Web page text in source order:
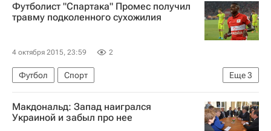
Футболист "Спартака" Промес получил
травму подколенного сухожилия
4 октября 2015, 23:59 2
Еще3
Футбол
Спорт
РПЛ 2026-2027 (Чемпионат России по футболу)
Спартак Москва
Квинси Промес
Макдональд: Запад наигрался
Украиной и забыл про нее